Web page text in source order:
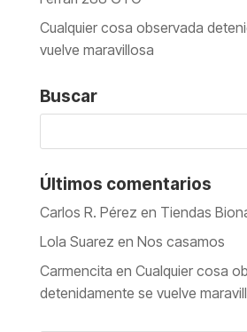
Cualquier cosa observada
vuelve maravillosa
Buscar
Últimos comentarios
Carlos R. Pérez en Tiendas
Lola Suarez en Nos casamos
Carmencita en Cualquier cosa
detenidamente se vuelve